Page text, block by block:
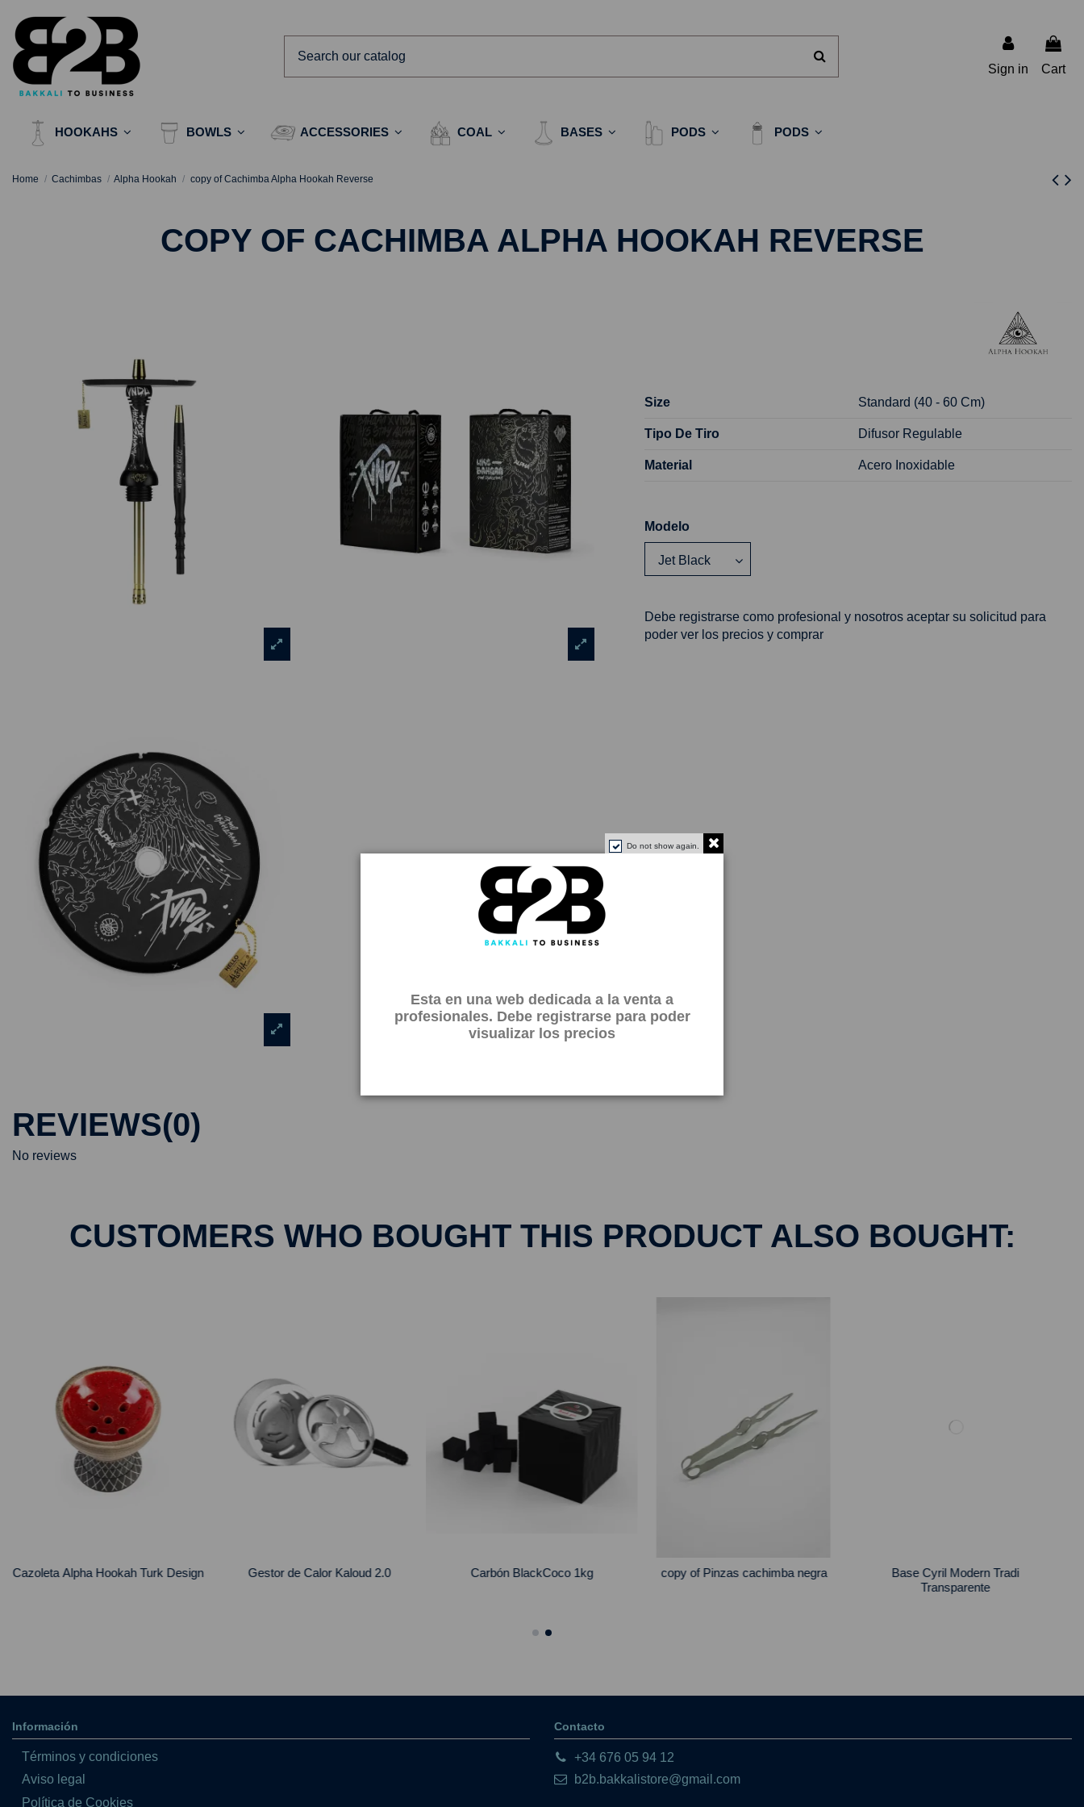
Sign in Cart
HOOKAHS BOWLS ACCESSORIES COAL BASES PODS PODS
Home Cachimbas Alpha Hookah copy of Cachimba Alpha Hookah Reverse
COPY OF CACHIMBA ALPHA HOOKAH REVERSE
Size Standard (40 - 60 Cm)
Tipo De Tiro Difusor Regulable
Material Acero Inoxidable
Modelo
Debe registrarse como profesional y nosotros aceptar su solicitud para
poder ver los precios y comprar
REVIEWS(0)
No reviews
CUSTOMERS WHO BOUGHT THIS PRODUCT ALSO BOUGHT:
Gestor de Calor Kaloud 2.0 Carbón BlackCoco 1kg copy of Pinzas cachimba negra
Base Cyril Modern Tradi
Hornillo Para Cachimba Rut shishas
Información
Términos y condiciones
Aviso legal
Política de Cookies
Contacto
+34 676 05 94 12
b2b.bakkalistore@gmail.com
Do not show again.
Esta en una web dedicada a la venta a
profesionales. Debe registrarse para poder
visualizar los precios